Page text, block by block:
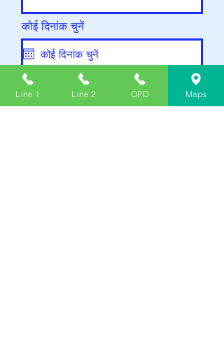
कोई दिनांक चुनें
Line 1 Line 2 OPD Maps